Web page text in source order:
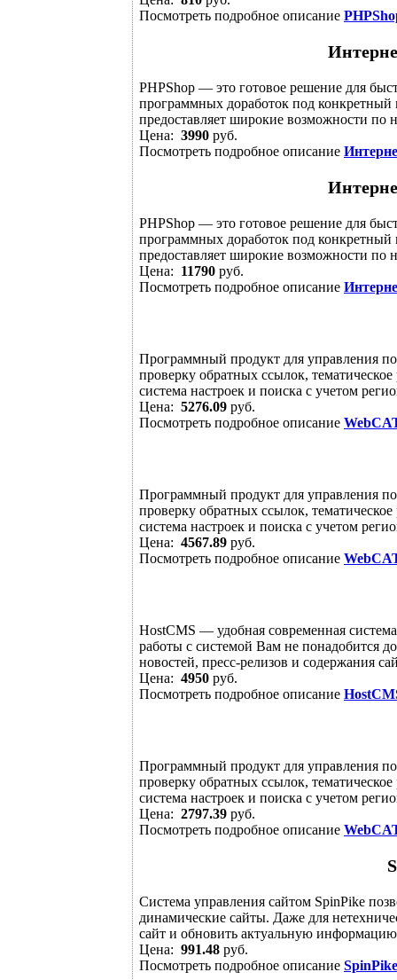
Посмотреть подробное описание
PHPShop — это готовое решение для
программных доработок под конкретный
предоставляет широкие возможности по
Цена: 3990 руб.
Посмотреть подробное описание
PHPShop — это готовое решение для
программных доработок под конкретный
предоставляет широкие возможности по
Цена: 11790 руб.
Посмотреть подробное описание
Программный продукт для управления
проверку обратных ссылок,
система настроек и поиска с учетом
Цена: 5276.09 руб.
Посмотреть подробное описание
Программный продукт для управления
проверку обратных ссылок,
система настроек и поиска с учетом
Цена: 4567.89 руб.
Посмотреть подробное описание
HostCMS — удобная современная
работы с системой Вам не понадобится
новостей, пресс-релизов и содержания
Цена: 4950 руб.
Посмотреть подробное описание
Программный продукт для управления
проверку обратных ссылок,
система настроек и поиска с учетом
Цена: 2797.39 руб.
Посмотреть подробное описание
Система управления сайтом SpinPike
динамические сайты. Даже для
сайт и обновить актуальную
Цена: 991.48 руб.
Посмотреть подробное описание